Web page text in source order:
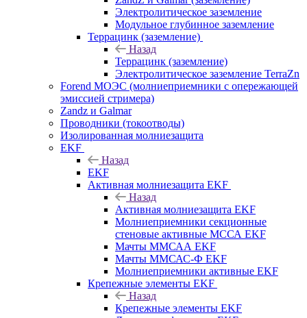
Электролитическое заземление
Модульное глубинное заземление
Террацинк (заземление)
Назад
Террацинк (заземление)
Электролитическое заземление TerraZn
Forend МОЭС (молниеприемники с опережающей
эмиссией стримера)
Zandz и Galmar
Проводники (токоотводы)
Изолированная молниезащита
EKF
Назад
EKF
Активная молниезащита EKF
Назад
Активная молниезащита EKF
Молниеприемники секционные
стеновые активные МССА EKF
Мачты ММСАА EKF
Мачты ММСАС-Ф EKF
Молниеприемники активные EKF
Крепежные элементы EKF
Назад
Крепежные элементы EKF